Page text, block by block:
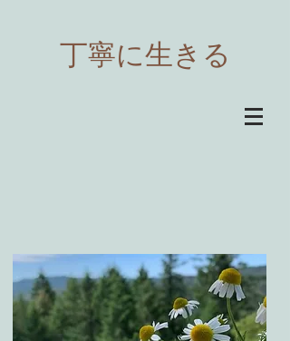
​丁寧に生きる